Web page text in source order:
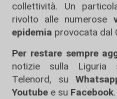
collettività. Un
rivolto alle numerose
epidemia provocata dal
Per restare sempre
notizie sulla Liguria
Telenord, su
Youtube e su Facebook.